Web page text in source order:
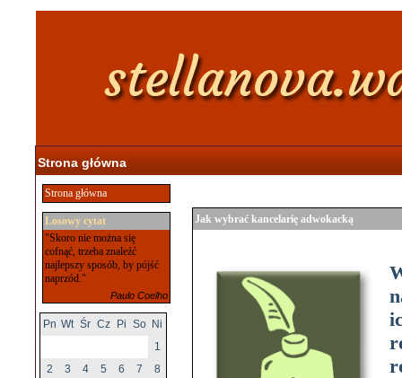
Strona główna
Strona główna
Losowy cytat
"Skoro nie można się
cofnąć, trzeba znaleźć
najlepszy sposób, by pójść
naprzód."
Paulo Coelho
Pn Wt Śr Cz Pi So
Ni
1
2
3 4 5 6 7
8
Jak wybrać kancelarię adwokacką